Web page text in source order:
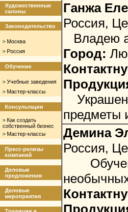
Художественные
салоны
Законодательство
> Москва
> Россия
Обучение
> Учебные заведения
> Мастер-классы
Консультации
> Как создать
собственный бизнес
> Мастер-классы
Пресс-релизы
компаний
Деловые
предложения
Деловые
мероприятия
Ганжа
Россия,
Владею
Город:
предметы
Демина
Россия,